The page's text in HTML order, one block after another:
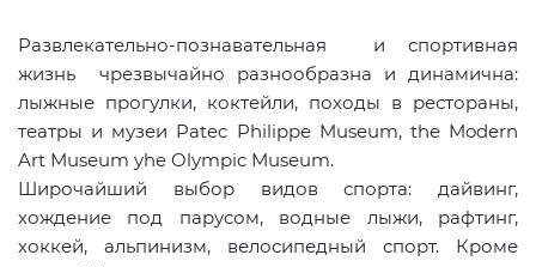
Развлекательно-познавательная и спортивная
жизнь чрезвычайно разнообразна и динамична:
лыжные прогулки, коктейли, походы в рестораны,
театры и музеи Patec Philippe Museum, the Modern
Art Museum yhe Olympic Museum.
Широчайший выбор видов спорта: дайвинг,
хождение под парусом, водные лыжи, рафтинг,
хоккей, альпинизм, велосипедный спорт. Кроме